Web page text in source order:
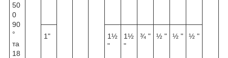
50
0
90
°
та
18
1"
1½
"
1½
"
¾ " ½ " ½ " ½ "